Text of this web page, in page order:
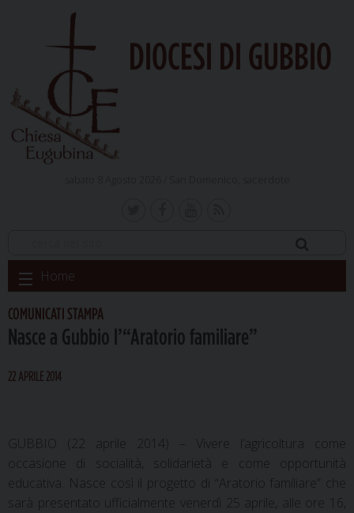
DIOCESI DI GUBBIO
Skip
to
content
Home
COMUNICATI STAMPA
Nasce a Gubbio l’“Aratorio familiare”
22 APRILE 2014
GUBBIO (22 aprile 2014) – Vivere l’agricoltura come
occasione di socialità, solidarietà e come opportunità
educativa. Nasce così il progetto di “Aratorio familiare” che
sarà presentato ufficialmente venerdì 25 aprile, alle ore 16,